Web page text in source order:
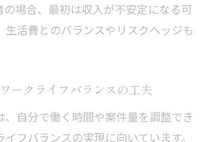
の場合、最初は収入が不安定になる可
生活費とのバランスやリスクヘッジも
ークライフバランスの工夫
、自分で働く時間や案件量を調整でき
フバランスの実現に向いています。